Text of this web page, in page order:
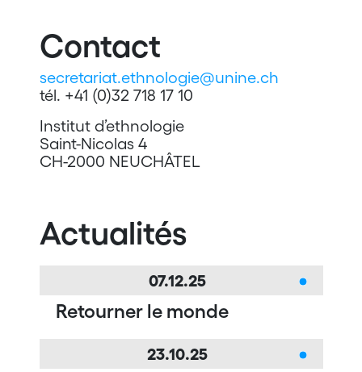
Contact
secretariat.ethnologie@unine.ch
tél. +41 (0)32 718 17 10
Institut d’ethnologie
Saint-Nicolas 4
CH-2000 NEUCHÂTEL
Actualités
07.12.25
Retourner le monde
23.10.25